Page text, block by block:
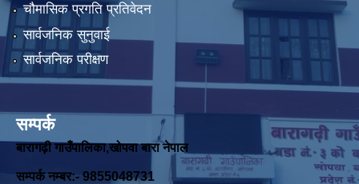
चौमासिक प्रगति प्रतिवेदन
सार्वजनिक सुनुवाई
सार्वजनिक परीक्षण
सम्पर्क
बारागढ़ी गाउँपालिका,खोपवा बारा नेपाल
सम्पर्क नम्बर:- 9855048731